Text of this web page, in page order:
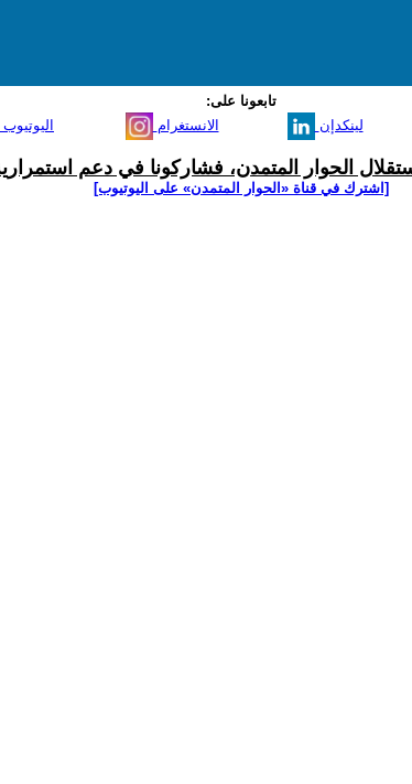
تابعونا على:
اليوتيوب الانستغرام لينكدإن
الحوار المتمدن، فشاركونا في دعم
[اشترك في قناة ‫«الحوار المتمدن» على اليوتيوب]